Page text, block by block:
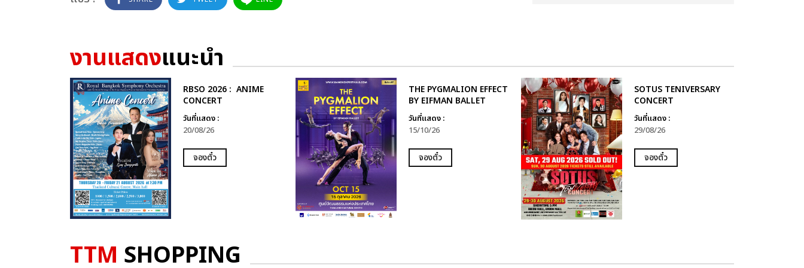
งานแสดงแนะนำ
RBSO 2026 : ANIME
CONCERT
วันที่แสดง :
20/08/26
จองตั๋ว
THE PYGMALION EFFECT
BY EIFMAN BALLET
วันที่แสดง :
15/10/26
จองตั๋ว
SOTUS TENIVERSARY
CONCERT
วันที่แสดง :
29/08/26
จองตั๋ว
TTM SHOPPING